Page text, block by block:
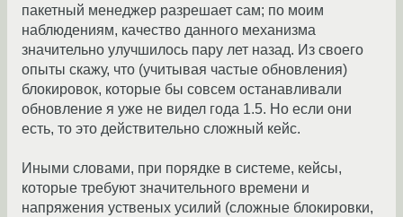
пакетный менеджер разрешает сам; по моим
наблюдениям, качество данного механизма
значительно улучшилось пару лет назад. Из своего
опыты скажу, что (учитывая частые обновления)
блокировок, которые бы совсем останавливали
обновление я уже не видел года 1.5. Но если они
есть, то это действительно сложный кейс.
Иными словами, при порядке в системе, кейсы,
которые требуют значительного времени и
напряжения уственых усилий (сложные блокировки,